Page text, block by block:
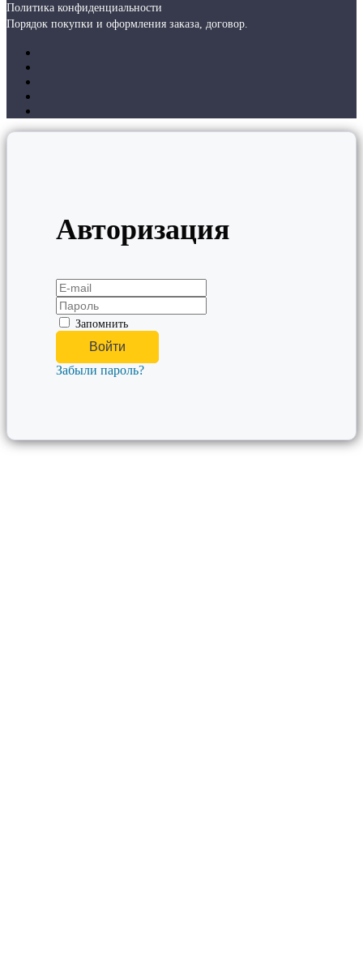
Политика конфиденциальности
Порядок покупки и оформления заказа, договор.
Авторизация
Запомнить
Забыли пароль?